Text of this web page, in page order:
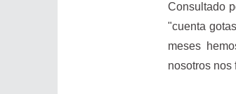
Consultado
"cuenta
meses
nosotros nos